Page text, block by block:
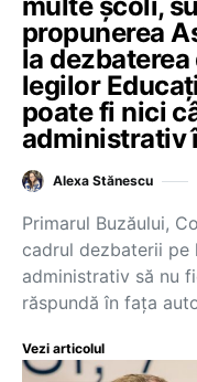
propunerea
la
legilor
poate fi nici
administrativ
Alexa Stănescu
Primarul Buzăului,
cadrul dezbaterii pe
administrativ să nu
răspundă în fața
Vezi articolul